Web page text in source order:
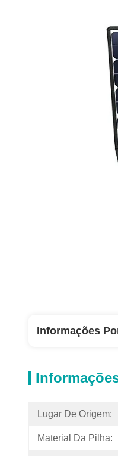
Informações
Lugar De Origem:
Material Da Pilha: